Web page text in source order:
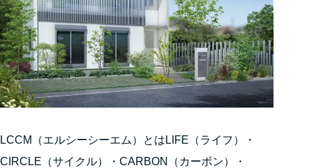
LCCM（エルシーシーエム）とはLIFE（ライフ）・
CIRCLE（サイクル）・CARBON（カーボン）・